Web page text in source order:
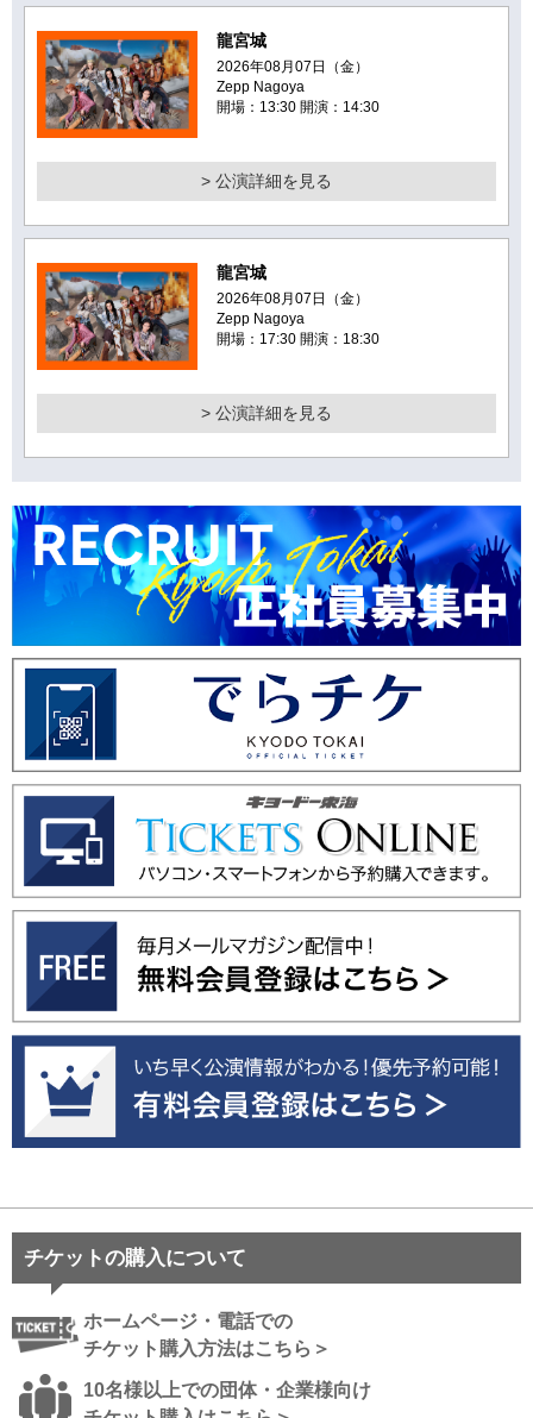
龍宮城
2026年08月07日（金）
Zepp Nagoya
開場：13:30 開演：14:30
> 公演詳細を見る
龍宮城
2026年08月07日（金）
Zepp Nagoya
開場：17:30 開演：18:30
> 公演詳細を見る
チケットの購入について
ホームページ・電話での
チケット購入方法はこちら＞
10名様以上での団体・企業様向け